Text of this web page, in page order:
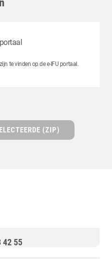
te vinden op de e-IFU portaal.
(ZIP)
42 55